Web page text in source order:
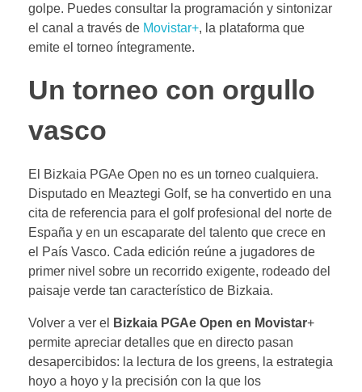
golpe. Puedes consultar la programación y sintonizar
el canal a través de Movistar+, la plataforma que
emite el torneo íntegramente.
Un torneo con orgullo
vasco
El Bizkaia PGAe Open no es un torneo cualquiera.
Disputado en Meaztegi Golf, se ha convertido en una
cita de referencia para el golf profesional del norte de
España y en un escaparate del talento que crece en
el País Vasco. Cada edición reúne a jugadores de
primer nivel sobre un recorrido exigente, rodeado del
paisaje verde tan característico de Bizkaia.
Volver a ver el Bizkaia PGAe Open en Movistar+
permite apreciar detalles que en directo pasan
desapercibidos: la lectura de los greens, la estrategia
hoyo a hoyo y la precisión con la que los